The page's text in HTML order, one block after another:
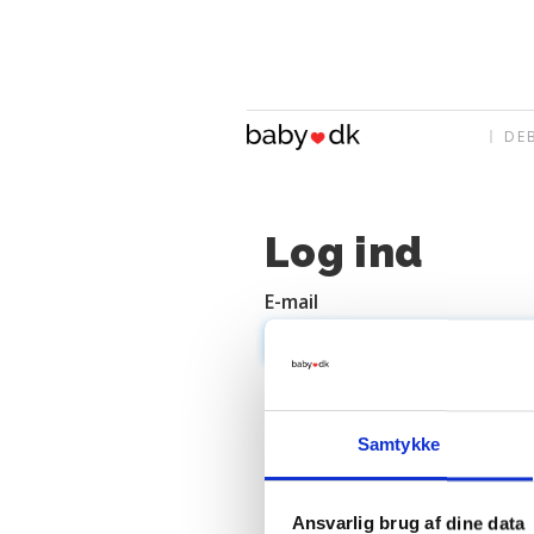
Samtykke
Ansvarlig brug af dine data
Log ind
E-mail